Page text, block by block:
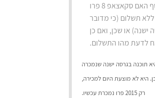
בנוסף האם סקאצאפ 8 פרו
תשלום (כי מדובר
ישנה) או שכן, ואם כן
לדעת מהו התשלום.
8 פרו היא תוכנה בגרסה ישנה שנמכרה
היא לא מוצעת היום למכירה,
רק 2015 פרו נמכרת עכשיו.